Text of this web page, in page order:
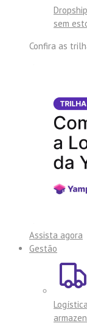
sem
Confira as
Assista agora
Gestão
Logística